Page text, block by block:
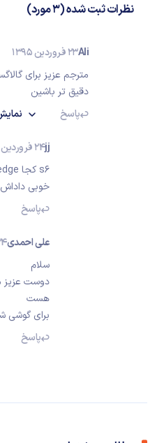
نظرات ثبت شده (3 مورد)
Ali23 فروردین 1395
دقیق تر باشین
پاسخ
jj24 فروردین 1395
s6 کجا s7 edge کجا
خوبی
پاسخ
علی احمدی24
سلام
هست
برای گوشی شما که اس
پاسخ